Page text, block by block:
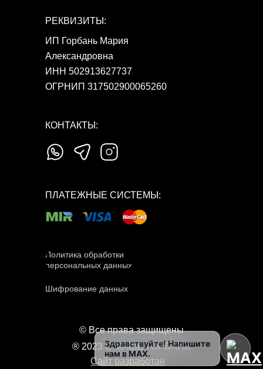
Здравствуйте! Напишите
нам в MAX.
® 2023 О МАШЕ ГОРБАНЬ
Политика обработки
персональных данных
КОНТАКТЫ:
© Все права защищены
РЕКВИЗИТЫ:
ИП Горбань Мария
Александровна
ИНН 502913627737
ОГРНИП 317502900065260
Шифрование данных
ПЛАТЕЖНЫЕ СИСТЕМЫ:
Сайт разработан